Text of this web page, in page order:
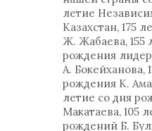
летие
Казахстан, 175
Ж. Жабаева, 155
рождения
А. Бокейханова,
рождения К.
летие со дня
Макатаева, 105
рождений Б.